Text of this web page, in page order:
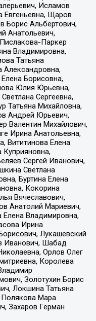
Исламов
Евгеньевна, Щаров
Борис Альбертович,
Анатольевич,
Паркер
Владимировна,
Татьяна
Александровна,
Борисовна,
Юлия Юрьевна,
Сергеевна,
Татьяна Михайловна,
Андрей Юрьевич,
Валентин Михайлович,
Ирина Анатольевна,
Вититинова Елена
Сергей Иванович,
Светлана
Буртина Елена
Кокорина
Вячеславович,
Анатолий Мариевич,
Владимировна,
Ирина
Лукашевский
Иванович, Шабад
Орлов Олег
Королева
Золотухин Борис
Локшина Татьяна
Мара
Захаров Герман